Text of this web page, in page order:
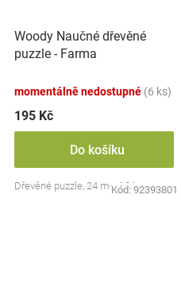
Woody Naučné dřevěné
puzzle - Farma
momentálně nedostupné (6 ks)
195 Kč
Do košíku
Dřevěné puzzle, 24 m+, 10 ks.
Kód: 92393801